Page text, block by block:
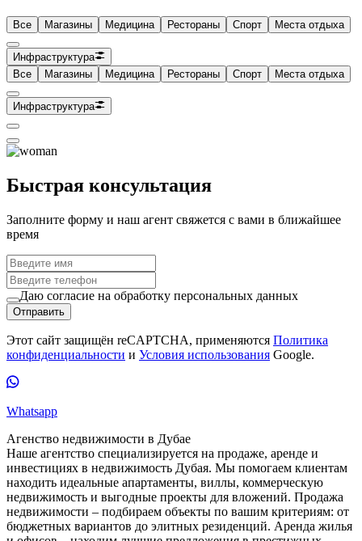
Все Магазины Медицина Рестораны Спорт Места отдыха
Инфраструктура
Все
Магазины Медицина Рестораны Спорт Места отдыха
Инфраструктура
Быстрая консультация
Заполните форму и наш агент свяжется с вами в ближайшее
время
Даю согласие на обработку персональных данных
Отправить
Этот сайт защищён reCAPTCHA, применяются Политика
конфиденциальности и Условия использования Google.
Whatsapp
Агенство недвижимости в Дубае
Наше агентство специализируется на продаже, аренде и
инвестициях в недвижимость Дубая. Мы помогаем клиентам
находить идеальные апартаменты, виллы, коммерческую
недвижимость и выгодные проекты для вложений. Продажа
недвижимости – подбираем объекты по вашим критериям: от
бюджетных вариантов до элитных резиденций. Аренда жилья